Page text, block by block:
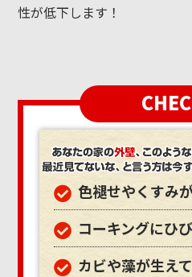
性が低下します！
色褪せやくすみ
コーキングにひ
カビや藻が生え